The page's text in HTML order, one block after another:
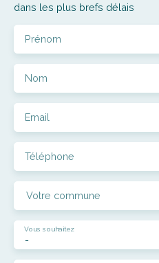
dans les plus brefs délais
Prénom
Nom
Email
Téléphone
Votre commune
-
Vous souhaitez